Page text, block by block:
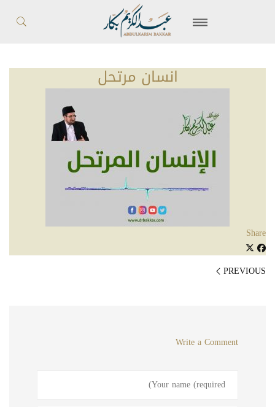
انسان مرتحل
Share
PREVIOUS
Write a Comment